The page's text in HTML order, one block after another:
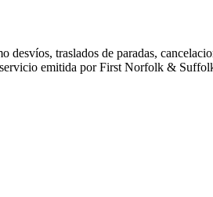
traslados de paradas,
emitida por First Norfolk &